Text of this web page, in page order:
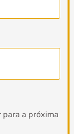
para a próxima